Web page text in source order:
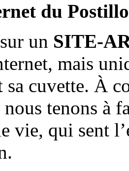
du
un SITE-
mais
sa cuvette. À
tenons à
vie, qui sent